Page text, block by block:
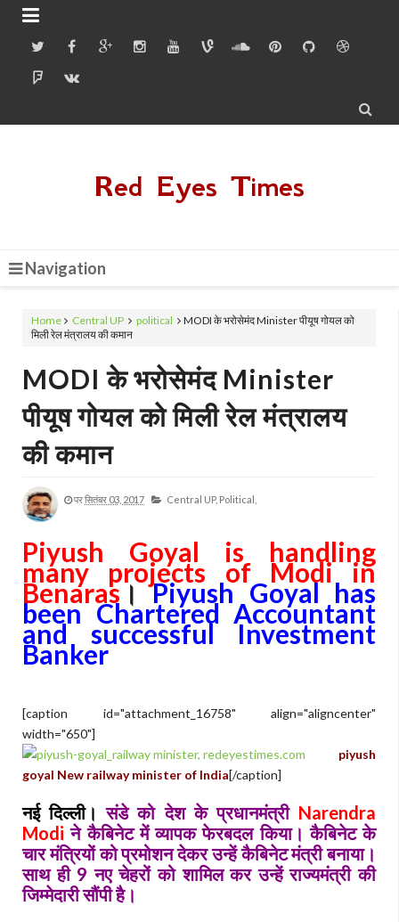


Red Eyes Times
Navigation
Home Central UP political
MODI के भरोसेमंद Minister पीयूष गोयल को
मिली रेल मंत्रालय की कमान
MODI के भरोसेमंद Minister
पीयूष गोयल को मिली रेल मंत्रालय
की कमान
परसितंबर 03, 2017 Central UP, Political,
Piyush Goyal is handling
many projects of Modi in
Benaras।Piyush Goyal has
been Chartered Accountant
and successful Investment
Banker
[caption id="attachment_16758" align="aligncenter"
width="650"]
piyush
goyal New railway minister of India[/caption]
नई दिल्ली। संडे को देश के प्रधानमंत्री Narendra
Modi ने कैबिनेट में व्यापक फेरबदल किया। कैबिनेट के
चार मंत्रियों को प्रमोशन देकर उन्हें कैबिनेट मंत्री बनाया।
साथ ही 9 नए चेहरों को शामिल कर उन्हें राज्यमंत्री की
जिम्मेदारी सौंपी है।